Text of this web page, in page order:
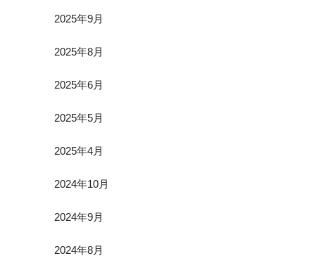
2025年9月
2025年8月
2025年6月
2025年5月
2025年4月
2024年10月
2024年9月
2024年8月